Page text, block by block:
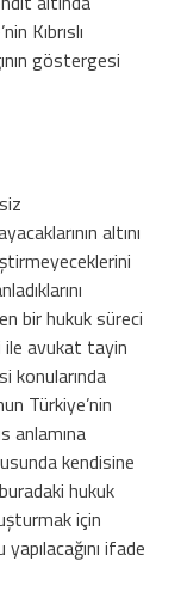
Kıbrıslı
göstergesi
altını
bir hukuk süreci
ile avukat tayin
konularında
Türkiye’nin
anlamına
kendisine
hukuk
için
ifade